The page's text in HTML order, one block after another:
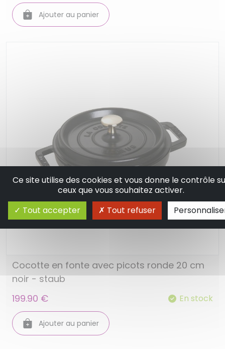
Ajouter au panier
Cocotte en fonte avec picots ronde 20 cm
noir - staub
199.90 €
En stock
Ajouter au panier
ceux que vous souhaitez activer.
Tout accepter
Tout refuser